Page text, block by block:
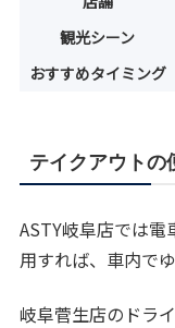
観光シーン
おすすめタイミング
テイクアウトの
ASTY岐阜店では
用すれば、車内で
岐阜菅生店のドラ